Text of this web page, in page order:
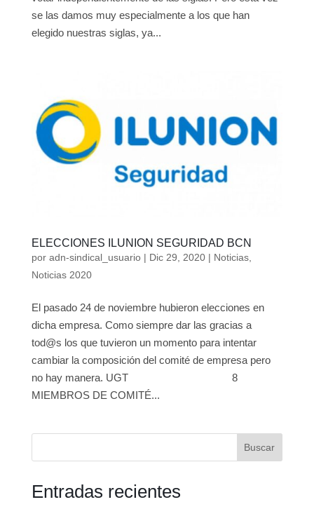
se las damos muy especialmente a los que han
elegido nuestras siglas, ya...
ELECCIONES ILUNION SEGURIDAD BCN
por adn-sindical_usuario| Dic 29, 2020| Noticias,
Noticias 2020
El pasado 24 de noviembre hubieron elecciones en
dicha empresa. Como siempre dar las gracias a
tod@s los que tuvieron un momento para intentar
cambiar la composición del comité de empresa pero
no hay manera. UGT 8
MIEMBROS DE COMITÉ...
Buscar
Entradas recientes